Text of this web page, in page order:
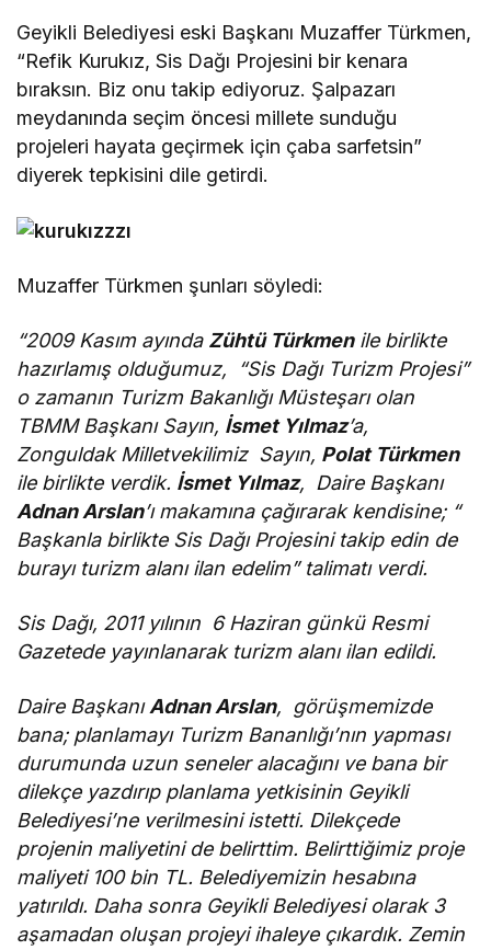
Geyikli Belediyesi eski Başkanı Muzaffer Türkmen,
“Refik Kurukız, Sis Dağı Projesini bir kenara
bıraksın. Biz onu takip ediyoruz. Şalpazarı
meydanında seçim öncesi millete sunduğu
projeleri hayata geçirmek için çaba sarfetsin”
diyerek tepkisini dile getirdi.
Muzaffer Türkmen şunları söyledi:
“2009 Kasım ayında Zühtü Türkmenile birlikte
hazırlamış olduğumuz, “Sis Dağı Turizm Projesi”
o zamanın Turizm Bakanlığı Müsteşarı olan
TBMM Başkanı Sayın, İsmet Yılmaz’a,
Zonguldak Milletvekilimiz Sayın, Polat Türkmen
ile birlikte verdik. İsmet Yılmaz, Daire Başkanı
Adnan Arslan’ı makamına çağırarak kendisine; “
Başkanla birlikte Sis Dağı Projesini takip edin de
burayı turizm alanı ilan edelim” talimatı verdi.
Sis Dağı, 2011 yılının 6 Haziran günkü Resmi
Gazetede yayınlanarak turizm alanı ilan edildi.
Daire BaşkanıAdnan Arslan, görüşmemizde
bana; planlamayı Turizm Bananlığı’nın yapması
durumunda uzun seneler alacağını ve bana bir
dilekçe yazdırıp planlama yetkisinin Geyikli
Belediyesi’ne verilmesini istetti. Dilekçede
projenin maliyetini de belirttim. Belirttiğimiz proje
maliyeti 100 bin TL. Belediyemizin hesabına
yatırıldı. Daha sonra Geyikli Belediyesi olarak 3
aşamadan oluşan projeyi ihaleye çıkardık. Zemin